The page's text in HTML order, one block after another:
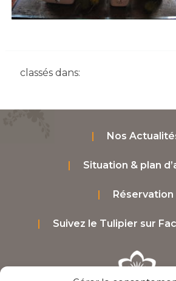
classés dans:
Nos
Situation & plan
Réservation
Suivez le Tulipier sur